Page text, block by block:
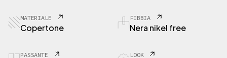
C
o
r
MATERIALE
Copertone
FIBBIA
Nera nikel free
PASSANTE LOOK